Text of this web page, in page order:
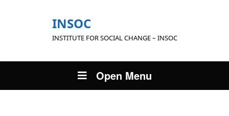
INSOC
INSTITUTE FOR SOCIAL CHANGE – INSOC
Open Menu